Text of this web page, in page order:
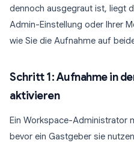
dennoch ausgegraut ist, liegt
Admin-Einstellung oder Ihrer
wie Sie die Aufnahme auf
Schritt 1: Aufnahme in
aktivieren
Ein Workspace-Administrator
bevor ein Gastgeber sie